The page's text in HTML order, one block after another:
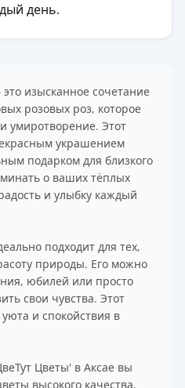
день.
изысканное сочетание
розовых роз, которое
умиротворение. Этот
украшением
подарком для близкого
о ваших тёплых
и улыбку каждый
подходит для тех,
природы. Его можно
юбилей или просто
свои чувства. Этот
и спокойствия в
Цветы' в Аксае вы
высокого качества.